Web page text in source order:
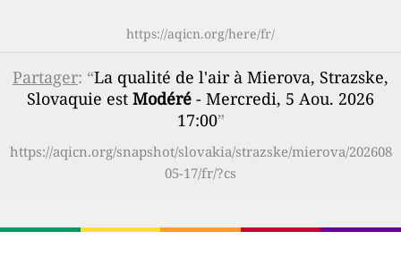
https://aqicn.org/here/fr/
Partager: “La qualité de l'air à Mierova, Strazske,
Slovaquie est Modéré - Mercredi, 5 Aou. 2026
17:00”
https://aqicn.org/snapshot/slovakia/strazske/mierova/202608
05-17/fr/?cs